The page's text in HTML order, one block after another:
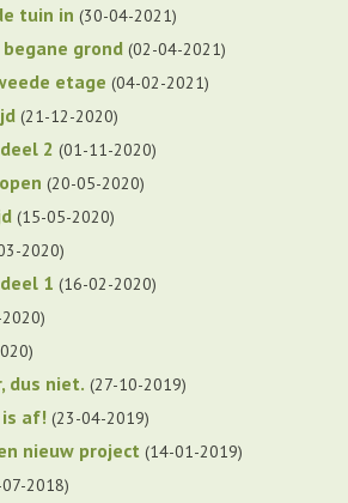
tuin in 30-04-2021
grond 02-04-2021
etage 04-02-2021
21-12-2020
2 01-11-2020
20-05-2020
15-05-2020
2020
1 16-02-2020
dus niet. 27-10-2019
af! 23-04-2019
nieuw project 14-01-2019
2018